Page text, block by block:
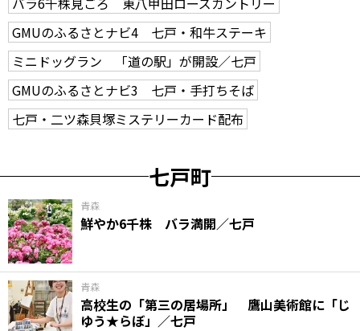
GMUのふるさとナビ4 七戸・和牛ステーキ
ミニドッグラン 「道の駅」が開設／七戸
GMUのふるさとナビ3 七戸・手打ちそば
七戸・二ツ森貝塚ミステリーカード配布
七戸町
青森
鮮やか6千株 バラ満開／七戸
青森
高校生の「第三の居場所」 鷹山美術館に「じ
ゆう★らぼ」／七戸